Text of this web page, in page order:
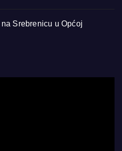
Srebrenicu u Općoj